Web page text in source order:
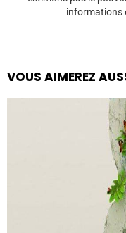
informations
VOUS AIMEREZ